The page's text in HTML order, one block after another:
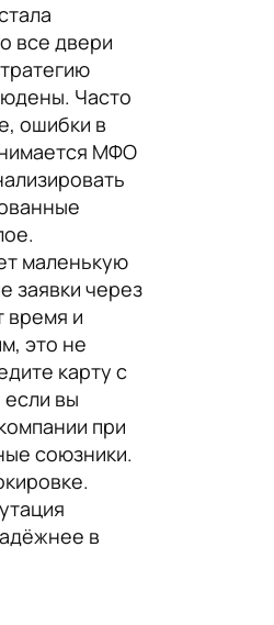
все двери
Часто
ошибки в
МФО
маленькую
заявки через
время и
это не
карту с
вы
при
союзники.
в